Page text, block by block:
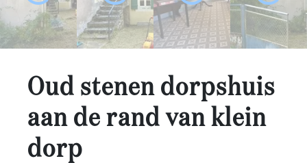
Slaapkamers:
3-5
6-
10
Oud stenen dorpshuis
aan de rand van klein
dorp